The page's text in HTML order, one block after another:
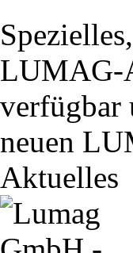
LUMAG-
verfügbar
neuen
Aktuelles